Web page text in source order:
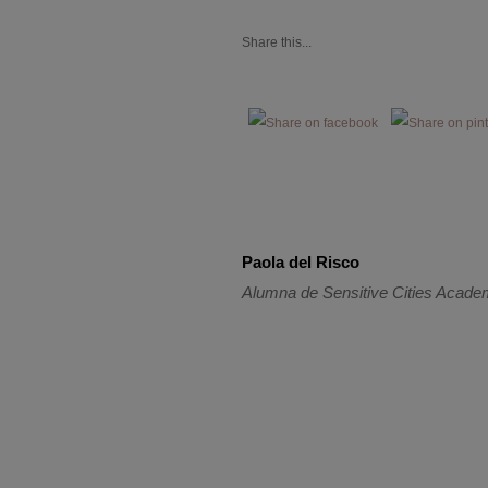
Share this...
Paola del Risco
Alumna de Sensitive Cities